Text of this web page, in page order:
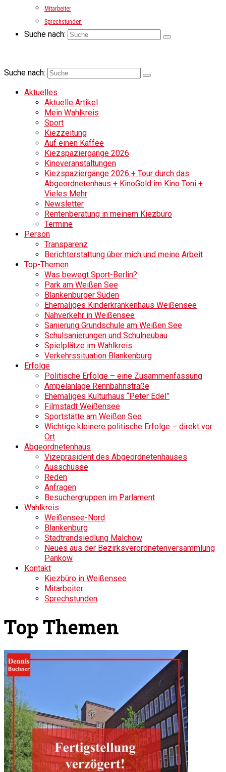
Mitarbeiter
Sprechstunden
Suche nach:
Suche nach:
Aktuelles
Aktuelle Artikel
Mein Wahlkreis
Sport
Kiezzeitung
Auf einen Kaffee
Kiezspaziergänge 2026
Kinoveranstaltungen
Kiezspaziergänge 2026 + Tour durch das
Abgeordnetenhaus + KinoGold im Kino Toni +
Vieles Mehr
Newsletter
Rentenberatung in meinem Kiezbüro
Termine
Person
Transparenz
Berichterstattung über mich und meine Arbeit
Top-Themen
Was bewegt Sport-Berlin?
Park am Weißen See
Blankenburger Süden
Ehemaliges Kinderkrankenhaus Weißensee
Nahverkehr in Weißensee
Sanierung Grundschule am Weißen See
Schulsanierungen und Schulneubau
Spielplätze im Wahlkreis
Verkehrssituation Blankenburg
Erfolge
Politische Erfolge – eine Zusammenfassung
Ampelanlage Rennbahnstraße
Ehemaliges Kulturhaus “Peter Edel”
Filmstadt Weißensee
Sportstätte am Weißen See
Wichtige kleinere politische Erfolge – direkt vor
Ort
Abgeordnetenhaus
Vizepräsident des Abgeordnetenhauses
Ausschüsse
Reden
Anfragen
Besuchergruppen im Parlament
Wahlkreis
Weißensee-Nord
Blankenburg
Stadtrandsiedlung Malchow
Neues aus der Bezirksverordnetenversammlung
Pankow
Kontakt
Kiezbüro in Weißensee
Mitarbeiter
Sprechstunden
Top Themen